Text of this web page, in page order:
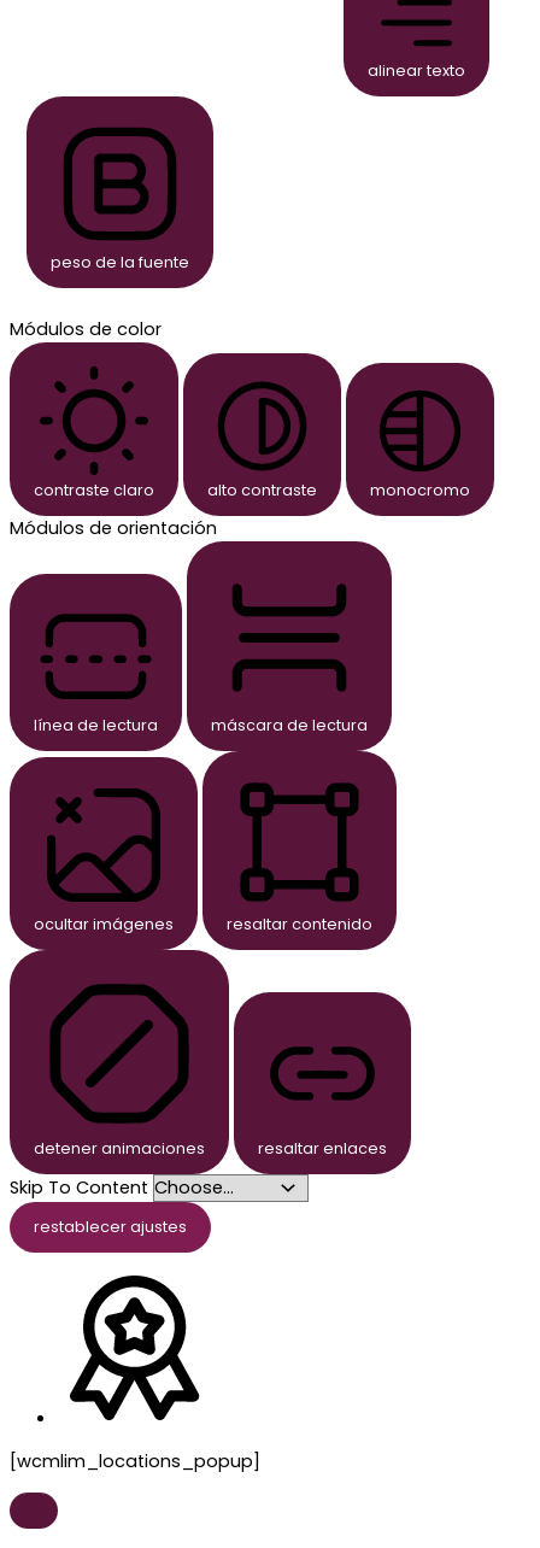
alinear texto
peso de la fuente
Módulos de color
contraste claro alto contraste monocromo
Módulos de orientación
línea de lectura máscara de lectura
ocultar imágenes resaltar contenido
detener animaciones resaltar enlaces
Skip To Content
restablecer ajustes
[wcmlim_locations_popup]